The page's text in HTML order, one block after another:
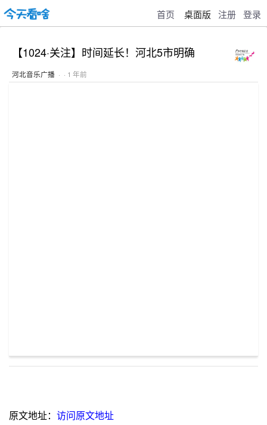
首页 桌面版 注册 登录
【1024·关注】时间延长！河北5市明确
河北音乐广播 · · 1 年前
原文地址： 访问原文地址